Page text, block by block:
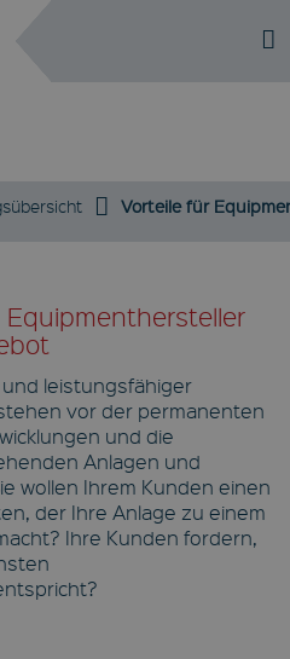
Vorteile für
Equipmenthersteller
leistungsfähiger
vor der permanenten
und die
Anlagen und
wollen Ihrem Kunden einen
der Ihre Anlage zu einem
Ihre Kunden fordern,